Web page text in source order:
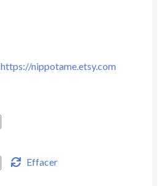
https://nippotame.etsy.com
Effacer